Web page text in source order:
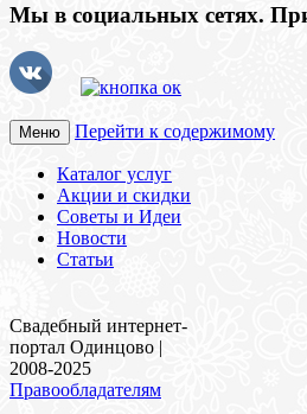
Мы в социальных сетях.
Меню Перейти к содержимому
Каталог услуг
Акции и скидки
Советы и Идеи
Новости
Статьи
Свадебный интернет-
портал Одинцово |
2008-2025
Правообладателям